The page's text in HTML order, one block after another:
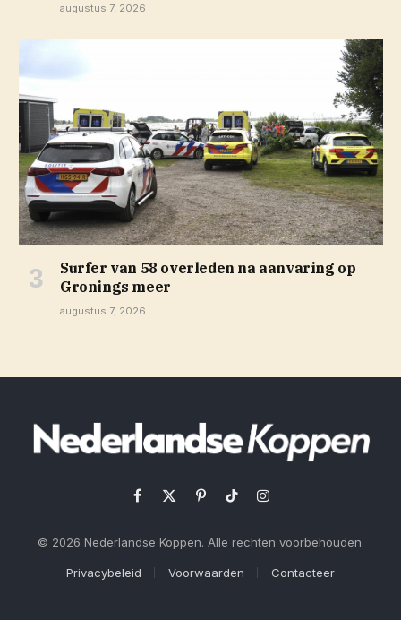
augustus 7, 2026
Surfer van 58 overleden na aanvaring op
Gronings meer
augustus 7, 2026
Facebook
X
PinterestTikTokInstagram
© 2026 Nederlandse Koppen. Alle rechten voorbehouden.
Privacybeleid Voorwaarden Contacteer